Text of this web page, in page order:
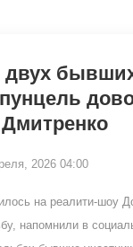
двух
2026 04:00
на реалити-шоу
напомнили в